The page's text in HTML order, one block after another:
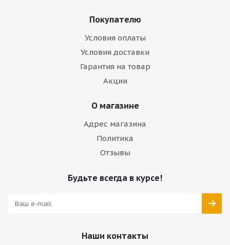
Покупателю
Условия оплаты
Условия доставки
Гарантия на товар
Акции
О магазине
Адрес магазина
Политика
Отзывы
Будьте всегда в курсе!
Наши контакты